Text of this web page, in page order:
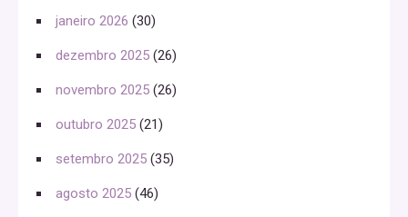
janeiro 2026 (30)
dezembro 2025 (26)
novembro 2025 (26)
outubro 2025 (21)
setembro 2025 (35)
agosto 2025 (46)